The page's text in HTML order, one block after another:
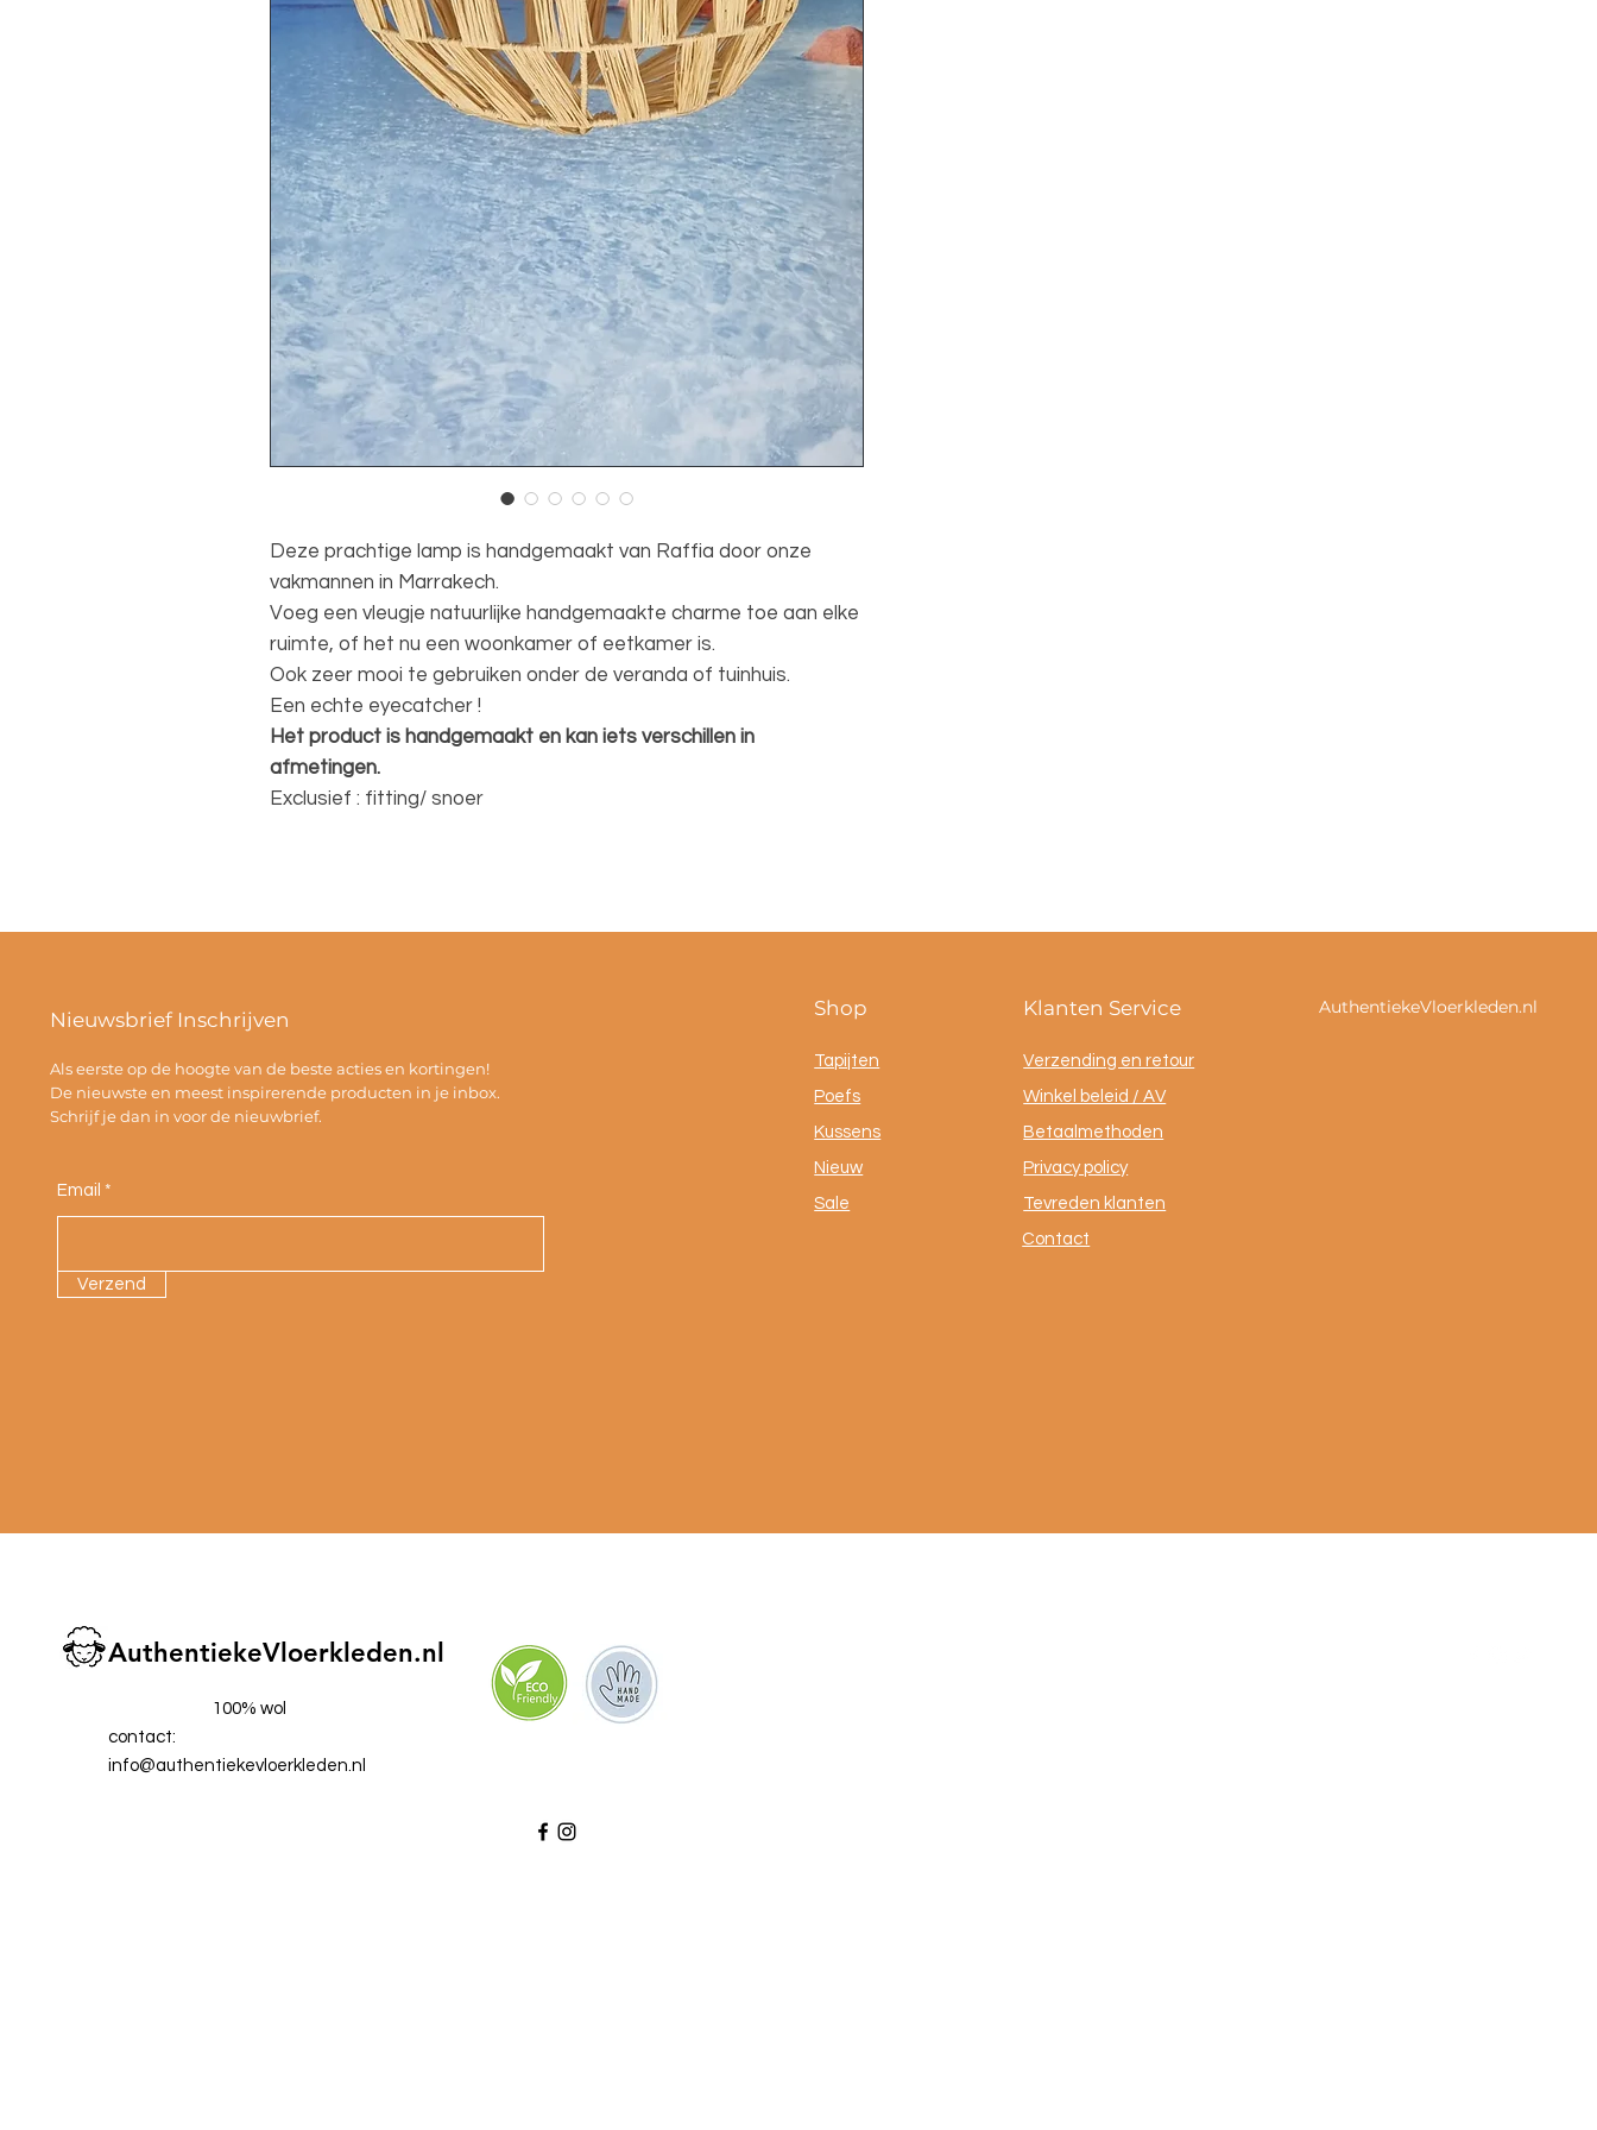
Deze prachtige lamp is handgemaakt van Raffia door onze
vakmannen in Marrakech.
Voeg een vleugje natuurlijke handgemaakte charme toe aan elke
ruimte, of het nu een woonkamer of eetkamer is.
Ook zeer mooi te gebruiken onder de veranda of tuinhuis.
Een echte eyecatcher !
Het product is handgemaakt en kan iets verschillen in
afmetingen.
Exclusief : fitting/ snoer
Nieuwsbrief Inschrijven
Als eerste op de hoogte van de beste acties en kortingen!
De nieuwste en meest inspirerende producten in je inbox.
Schrijf je dan in voor de nieuwbrief.
Email
Verzend
Shop
Tapijten
Poefs
Kussens
Nieuw
Sale
Klanten Service
Verzending en retour
Winkel beleid / AV
Betaalmethoden
Privacy policy
Tevreden klanten
Contact
AuthentiekeVloerkleden.nl
AuthentiekeVloerkleden.nl
100% wol
contact:
info@authentiekevloerkleden.nl